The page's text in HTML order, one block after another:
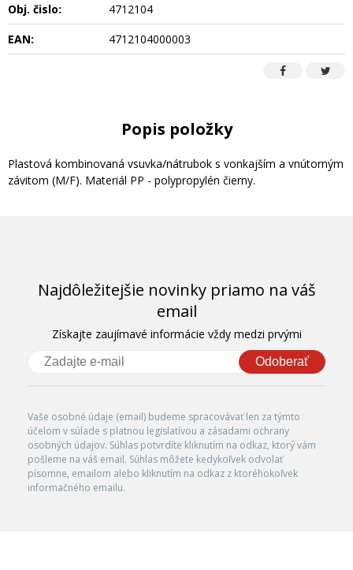
Obj. čislo:
4712104
EAN:
4712104000003
Popis položky
Plastová kombinovaná vsuvka/nátrubok s vonkajším a vnútorným
závitom (M/F). Materiál PP - polypropylén čierny.
Najdôležitejšie novinky priamo na váš
email
Získajte zaujímavé informácie vždy medzi prvými
Odoberať
Vaše osobné údaje (email) budeme spracovávať len za týmto
účelom v súlade s platnou legislatívou a zásadami ochrany
osobných údajov. Súhlas potvrdíte kliknutím na odkaz, ktorý vám
pošleme na váš email. Súhlas môžete kedykoľvek odvolať
písomne, emailom alebo kliknutím na odkaz z ktoréhokoľvek
informačného emailu.